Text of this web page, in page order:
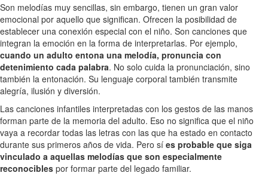
Son melodías muy sencillas, sin embargo, tienen un gran valor
emocional por aquello que significan. Ofrecen la posibilidad de
establecer una conexión especial con el niño. Son canciones que
integran la emoción en la forma de interpretarlas. Por ejemplo,
cuando un adulto entona una melodía, pronuncia con
detenimiento cada palabra. No solo cuida la pronunciación, sino
también la entonación. Su lenguaje corporal también transmite
alegría, ilusión y diversión.
Las canciones infantiles interpretadas con los gestos de las manos
forman parte de la memoria del adulto. Eso no significa que el niño
vaya a recordar todas las letras con las que ha estado en contacto
durante sus primeros años de vida. Pero sí es probable que siga
vinculado a aquellas melodías que son especialmente
reconocibles por formar parte del legado familiar.